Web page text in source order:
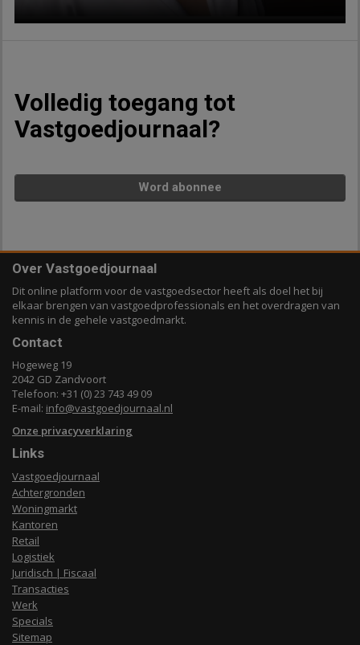
Volledig toegang tot
Vastgoedjournaal?
Word abonnee
Over Vastgoedjournaal
Dit online platform voor de vastgoedsector heeft als doel het bij
elkaar brengen van vastgoedprofessionals en het overdragen van
kennis in de gehele vastgoedmarkt.
Contact
Hogeweg 19
2042 GD Zandvoort
Telefoon: +31 (0) 23 743 49 09
E-mail: info@vastgoedjournaal.nl
Onze privacyverklaring
Links
Vastgoedjournaal
Achtergronden
Woningmarkt
Kantoren
Retail
Logistiek
Juridisch | Fiscaal
Transacties
Werk
Specials
Sitemap